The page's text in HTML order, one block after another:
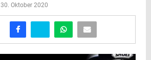
30. Oktober 2020